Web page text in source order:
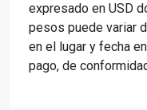
expresado en USD
pesos puede variar
en el lugar y fecha
pago, de